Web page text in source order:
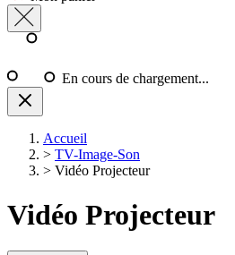
En cours de chargement...
Accueil
> TV-Image-Son
> Vidéo Projecteur
Vidéo Projecteur